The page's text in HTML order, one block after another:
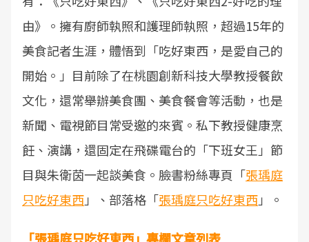
由》。擁有廚師執照和護理師執照，超過15年的
美食記者生涯，體悟到「吃好東西，是愛自己的
開始。」目前除了在桃園創新科技大學教授餐飲
文化，還常舉辦美食團、美食餐會等活動，也是
新聞、電視節目常受邀的來賓。私下教授健康烹
飪、演講，還固定在飛碟電台的「下班女王」節
目與朱衛茵一起談美食。臉書粉絲專頁「張瑀庭
只吃好東西」、部落格「張瑀庭只吃好東西」。
「張瑀庭只吃好東西」專欄文章列表